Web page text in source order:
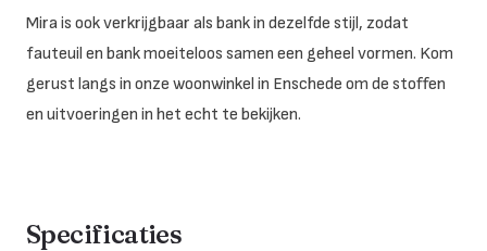
Mira is ook verkrijgbaar als bank in dezelfde stijl, zodat
fauteuil en bank moeiteloos samen een geheel vormen. Kom
gerust langs in onze woonwinkel in Enschede om de stoffen
en uitvoeringen in het echt te bekijken.
Specificaties